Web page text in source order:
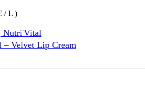
/ L )
Nutri'Vital
Velvet Lip Cream